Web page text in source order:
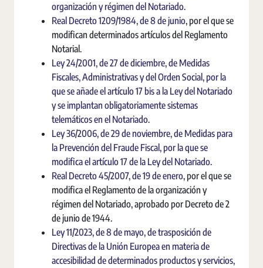
organización y régimen del Notariado.
Real Decreto 1209/1984, de 8 de junio, por el que se
modifican determinados artículos del Reglamento
Notarial.
Ley 24/2001, de 27 de diciembre, de Medidas
Fiscales, Administrativas y del Orden Social, por la
que se añade el artículo 17 bis a la Ley del Notariado
y se implantan obligatoriamente sistemas
telemáticos en el Notariado.
Ley 36/2006, de 29 de noviembre, de Medidas para
la Prevención del Fraude Fiscal, por la que se
modifica el artículo 17 de la Ley del Notariado.
Real Decreto 45/2007, de 19 de enero, por el que se
modifica el Reglamento de la organización y
régimen del Notariado, aprobado por Decreto de 2
de junio de 1944.
Ley 11/2023, de 8 de mayo, de trasposición de
Directivas de la Unión Europea en materia de
accesibilidad de determinados productos y servicios,